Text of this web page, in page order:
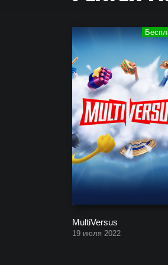
MultiVersus
19 июля 2022